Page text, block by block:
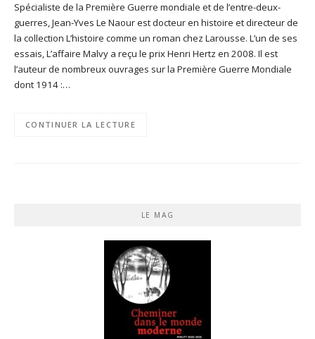
Spécialiste de la Première Guerre mondiale et de l’entre-deux-
guerres, Jean-Yves Le Naour est docteur en histoire et directeur de
la collection L’histoire comme un roman chez Larousse. L’un de ses
essais, L’affaire Malvy a reçu le prix Henri Hertz en 2008. Il est
l’auteur de nombreux ouvrages sur la Première Guerre Mondiale
dont 1914 :…
CONTINUER LA LECTURE
LE MAG